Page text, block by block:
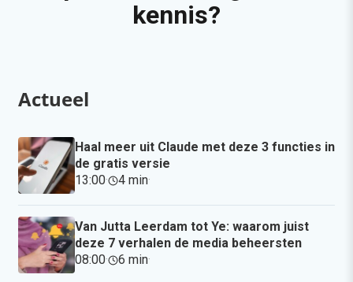
kennis?
Actueel
Haal meer uit Claude met deze 3 functies in
de gratis versie
13:00· 4 min·
Van Jutta Leerdam tot Ye: waarom juist
deze 7 verhalen de media beheersten
08:00· 6 min·